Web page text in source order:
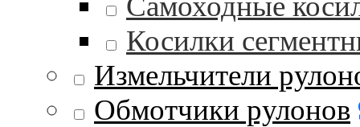
Косилки
Измельчители
Обмотчики рулонов